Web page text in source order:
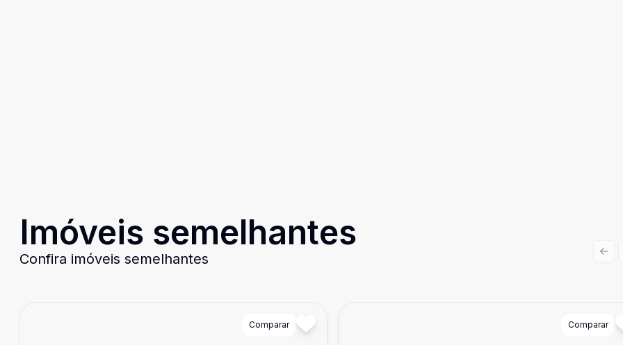
Imóveis semelhantes
Confira imóveis semelhantes
Comparar Comparar